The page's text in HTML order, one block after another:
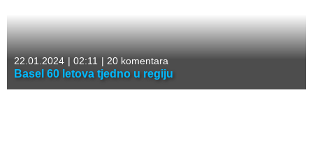
22.01.2024 | 02:11 | 20 komentara
Basel 60 letova tjedno u regiju